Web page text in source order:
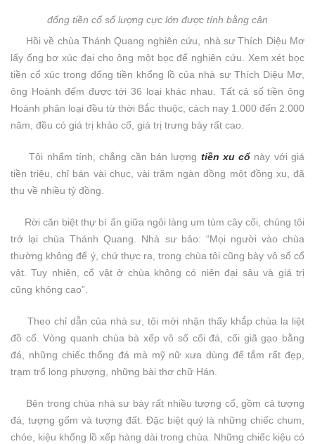
đống tiền cổ số lượng cực lớn được tính bằng cân
Hồi về chùa Thánh Quang nghiên cứu, nhà sư Thích Diệu Mơ
lấy ống bơ xúc đại cho ông một bọc để nghiên cứu. Xem xét bọc
tiền cổ xúc trong đống tiền khổng lồ của nhà sư Thích Diệu Mơ,
ông Hoành đếm được tới 36 loại khác nhau. Tất cả số tiền ông
Hoành phân loại đều từ thời Bắc thuộc, cách nay 1.000 đến 2.000
năm, đều có giá trị khảo cổ, giá trị trưng bày rất cao.
Tôi nhẩm tính, chẳng cần bán lượng tiền xu cổ này với giá
tiền triệu, chỉ bán vài chục, vài trăm ngàn đồng một đồng xu, đã
thu về nhiều tỷ đồng.
Rời căn biệt thự bí ẩn giữa ngôi làng um tùm cây cối, chúng tôi
trở lại chùa Thánh Quang. Nhà sư bảo: “Mọi người vào chùa
thường không để ý, chứ thực ra, trong chùa tôi cũng bày vô số cổ
vật. Tuy nhiên, cổ vật ở chùa không có niên đại sâu và giá trị
cũng không cao”.
Theo chỉ dẫn của nhà sư, tôi mới nhận thấy khắp chùa la liệt
đồ cổ. Vòng quanh chùa bà xếp vô số cối đá, cối giã gạo bằng
đá, những chiếc thống đá mà mỹ nữ xưa dùng để tắm rất đẹp,
trạm trổ long phượng, những bài thơ chữ Hán.
Bên trong chùa nhà sư bày rất nhiều tượng cổ, gồm cả tượng
đá, tượng gốm và tượng đất. Đặc biệt quý là những chiếc chum,
chóe, kiệu khổng lồ xếp hàng dài trong chùa. Những chiếc kiệu có